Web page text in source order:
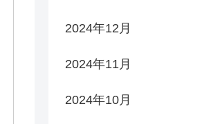
2024年12月
2024年11月
2024年10月